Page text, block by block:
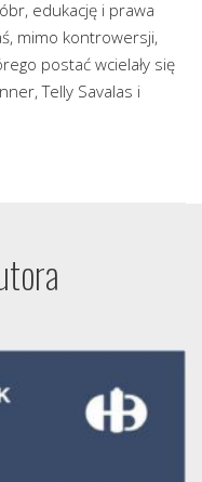
edukację i prawa
mimo kontrowersji,
postać wcielały się
Telly Savalas i